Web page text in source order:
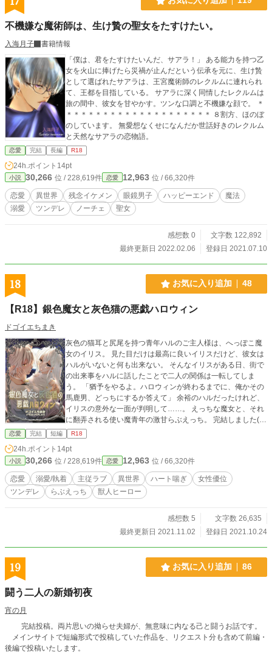
不機嫌な魔術師は、生け贄の聖女をたすけたい。
入海月子
書籍情報
「僕は、君をたすけたいんだ、サアラ！」 ある能力を持つ乙
女を火山に捧げたら災禍が止んだという伝承を元に、生け贄
として選ばれたサアラは、王宮魔術師のレクルムに連れられ
て、王都を目指している。 サアラに深く同情したレクルムは
旅の間中、彼女を甘やかす。ツンな口調と不機嫌な顔で。 ＊
＊＊＊＊＊＊＊＊＊＊＊＊＊＊＊＊＊＊＊＊ ８割方、ほのぼ
のしています。 無愛想なくせになんだか世話好きのレクルム
と天然なサアラの恋物語。
恋愛 完結 長編 R18
24h.ポイント 14pt
小説 30,266 位 / 228,619件 恋愛 12,963 位 / 66,320件
恋愛 異世界 残念イケメン 眼鏡男子 ハッピーエンド
魔法
溺愛
ツンデレ ノーチェ 聖女
感想数 0
文字数 122,892
最終更新日 2022.02.06
登録日 2021.07.10
18 お気に入り追加 48
【R18】銀色魔女と灰色猫の悪戯ハロウィン
ドゴイエちまき
灰色の猫耳と尻尾を持つ青年ハルのご主人様は、へっぽこ魔
女のイリス。 見た目だけは最高に良いイリスだけど、彼女は
ハルがいないと何も出来ない。 そんなイリスがある日、街で
の出来事をハルに話したことで二人の関係は一転してしま
う。 「猶予をやるよ。ハロウィンが終わるまでに、俺かその
馬鹿男、どっちにするか答えて」 余裕のハルだったけれど、
イリスの意外な一面が判明して……。 えっちな魔女と、それ
に翻弄される使い魔青年の激甘らぶえっち。 完結しました(*
´꒳`*) ★＝R18 注:女性優位、ヒロインがハート喘ぎです。 金
色お月さまと魔女の夜、スピンオフですがこちら単体でもお
読み頂けます(*'ω'*)
恋愛 完結 短編 R18
24h.ポイント 14pt
小説 30,266 位 / 228,619件 恋愛 12,963 位 / 66,320件
恋愛 溺愛/執着 主従ラブ 異世界 ハート喘ぎ
女性優位
ツンデレ
らぶえっち 獣人ヒーロー
感想数 5
文字数 26,635
最終更新日 2021.11.02
登録日 2021.10.24
19 お気に入り追加 86
闘う二人の新婚初夜
宵の月
完結投稿。両片思いの拗らせ夫婦が、無意味に内なる己と闘うお話です。
メインサイトで短編形式で投稿していた作品を、リクエスト分も含めて前編・
後編で投稿いたします。